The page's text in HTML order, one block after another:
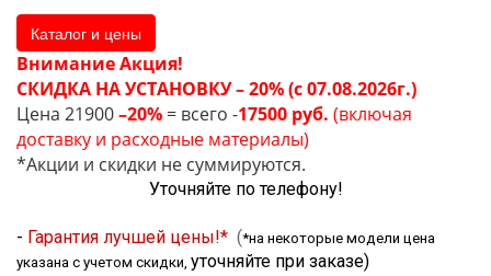
Каталог и цены
Внимание Акция!
СКИДКА НА УСТАНОВКУ – 20% (с 07.08.2026г.)
Цена 21900–20% = всего -17500 руб. (включая
доставку и расходные материалы)
*Акции и скидки не суммируются.
Уточняйте по телефону!
- Гарантия лучшей цены!* (*на некоторые модели цена
указана с учетом скидки, уточняйте при заказе)